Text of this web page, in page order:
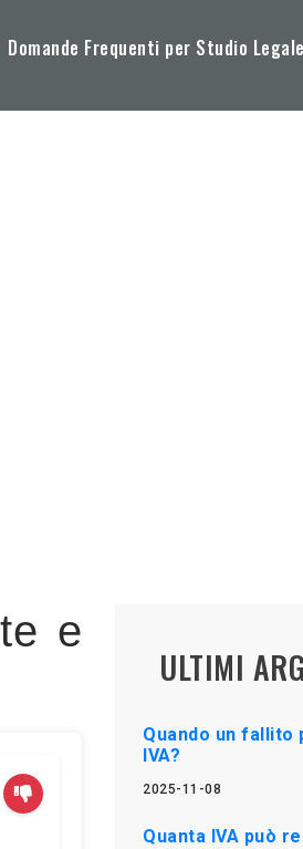
Domande Frequenti per Studio Legale
e
ULTIMI
Quando un
IVA?
2025-11-08
Quanta IVA può